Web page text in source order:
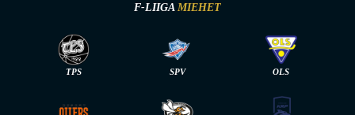
F-LIIGA MIEHET
TPS SPV OLS